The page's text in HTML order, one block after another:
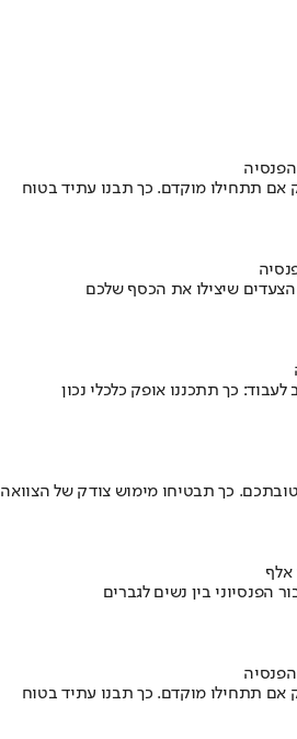
הפנסיה
אם תתחילו מוקדם. כך תבנו עתיד בטוח
שיצילו את הכסף שלכם
כך תתכננו אופק כלכלי נכון
כך תבטיחו מימוש צודק של הצוואה
הפנסיוני בין נשים לגברים
הפנסיה
אם תתחילו מוקדם. כך תבנו עתיד בטוח